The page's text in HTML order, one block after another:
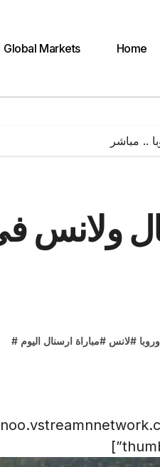
Home
Global Markets
.. مباشر
ولانس
#لانس #مباراة ارسنال اليوم #